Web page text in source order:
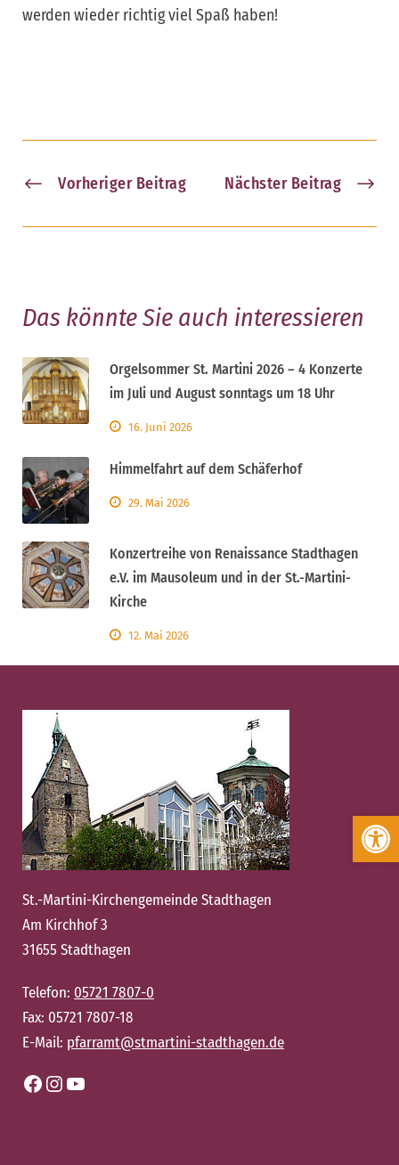
Werkzeugleiste öffnen
werden wieder richtig viel Spaß haben!
Vorheriger Beitrag Nächster Beitrag
Das könnte Sie auch interessieren
Orgelsommer St. Martini 2026 – 4 Konzerte
im Juli und August sonntags um 18 Uhr
16. Juni 2026
Himmelfahrt auf dem Schäferhof
29. Mai 2026
Konzertreihe von Renaissance Stadthagen
e.V. im Mausoleum und in der St.-Martini-
Kirche
12. Mai 2026
St.-Martini-Kirchengemeinde Stadthagen
Am Kirchhof 3
31655 Stadthagen
Telefon: 05721 7807-0
Fax: 05721 7807-18
E-Mail: pfarramt@stmartini-stadthagen.de
Facebook Instagram YouTube